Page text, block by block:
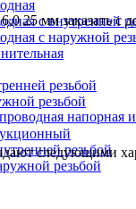
с внутренней
с наружной
резьбой
резьбой
резьбой
резьбой
25 мм заказать
напорная
следующими